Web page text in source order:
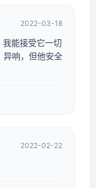
2022-03-18
能接受它一切
异响，但他安全
2022-02-22